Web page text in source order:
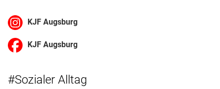
KJF Augsburg
KJF Augsburg
#Sozialer Alltag